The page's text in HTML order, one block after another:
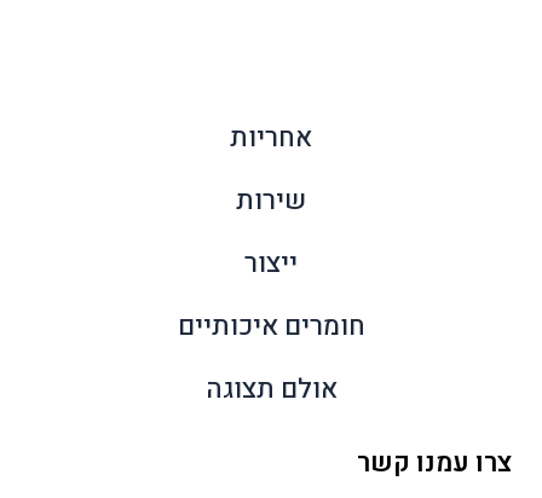
אחריות
שירות
ייצור
חומרים איכותיים
אולם תצוגה
צרו עמנו קשר